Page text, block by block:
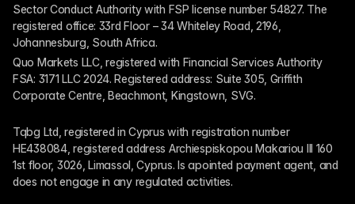
Sector Conduct Authority with FSP license number 54827. The
registered office: 33rd Floor – 34 Whiteley Road, 2196,
Johannesburg, South Africa.
Quo Markets LLC, registered with Financial Services Authority
FSA: 3171 LLC 2024. Registered address: Suite 305, Griffith
Corporate Centre, Beachmont, Kingstown, SVG.
Tqbg Ltd, registered in Cyprus with registration number
HE438084, registered address Archiespiskopou Makariou III 160
1st floor, 3026, Limassol, Cyprus. Is apointed payment agent, and
does not engage in any regulated activities.